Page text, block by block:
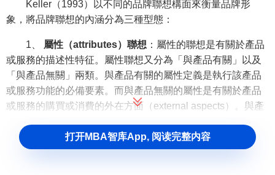
Keller（1993）以不同的品牌聯想構面來衡量品牌形
象，將品牌聯想的內涵分為三種型態：
1、 屬性（attributes）聯想 ：屬性的聯想是有關於產品
或服務的描述性特征。屬性聯想又分為「與產品有關」以及
「與產品無關」兩類。與產品有關的屬性定義是執行該產品
或服務功能的必備要素。而與產品無關的屬性是有關於產品
或服務的購買或消費的外在方面（external aspects）。與產
information
）（2）包裝或產品外觀（packaging or product
appearance information）（3）使用者型態（user
打开MBA智库App, 阅读完整内容